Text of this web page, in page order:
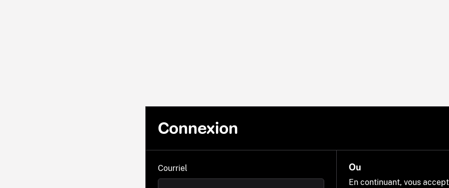
Connexion
Courriel Ou
En continuant, vous